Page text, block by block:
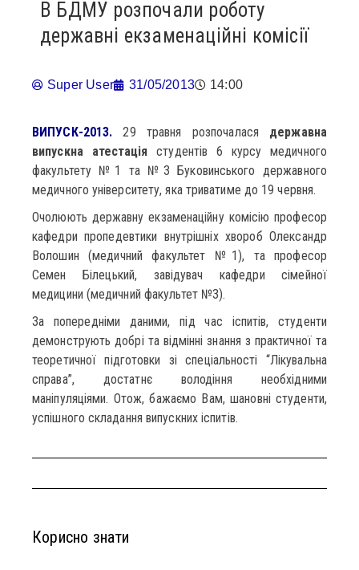
В БДМУ розпочали роботу
державні екзаменаційні комісії
Super User 31/05/2013 14:00
ВИПУСК-2013. 29 травня розпочалася державна
випускна атестація студентів 6 курсу медичного
факультету №1 та №3 Буковинського державного
медичного університету, яка триватиме до 19 червня.
Очолюють державну екзаменаційну комісію професор
кафедри пропедевтики внутрішніх хвороб Олександр
Волошин (медичний факультет №1), та професор
Семен Білецький, завідувач кафедри сімейної
медицини (медичний факультет №3).
За попередніми даними, під час іспитів, студенти
демонструють добрі та відмінні знання з практичної та
теоретичної підготовки зі спеціальності “Лікувальна
справа”, достатнє володіння необхідними
маніпуляціями. Отож, бажаємо Вам, шановні студенти,
успішного складання випускних іспитів.
Корисно знати